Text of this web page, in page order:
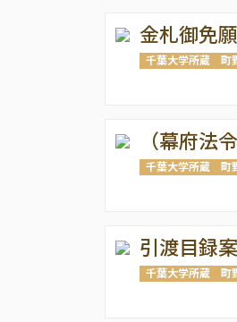
金札御免
千葉大学所蔵 町
（幕府法
千葉大学所蔵 町
引渡目録
千葉大学所蔵 町